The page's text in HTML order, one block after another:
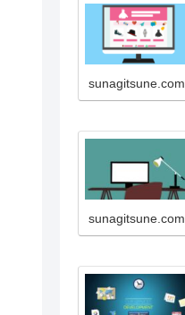
sunagitsune.com
sunagitsune.com